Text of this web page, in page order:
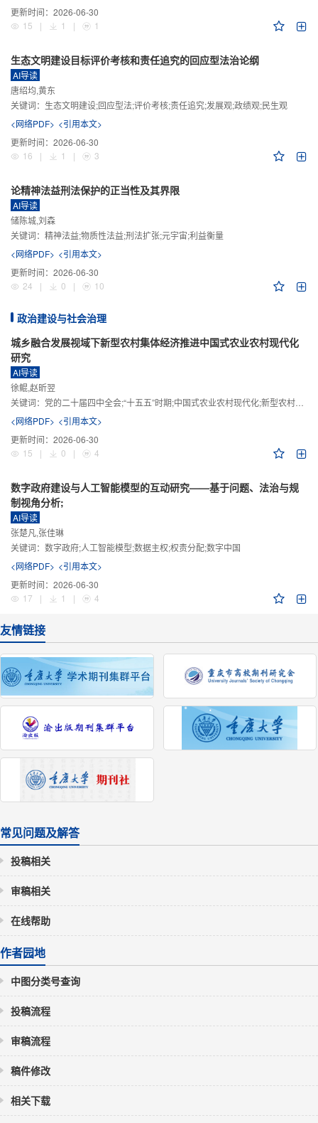
更新时间： 2026-06-30
15
| 1 | 1
生态文明建设目标评价考核和责任追究的回应型法治论纲
AI导读
唐绍均,黄东
关键词： 生态文明建设;回应型法;评价考核;责任追究;发展观;政绩观;民生观
<网络PDF> <引用本文>
更新时间： 2026-06-30
16
| 1 | 3
论精神法益刑法保护的正当性及其界限
AI导读
储陈城,刘森
关键词： 精神法益;物质性法益;刑法扩张;元宇宙;利益衡量
<网络PDF> <引用本文>
更新时间： 2026-06-30
24
| 0 | 10
政治建设与社会治理
城乡融合发展视域下新型农村集体经济推进中国式农业农村现代化
研究
AI导读
徐鲲,赵昕翌
关键词： 党的二十届四中全会;“十五五”时期;中国式农业农村现代化;新型农村集体经济;城乡融合发展;新质生产力
<网络PDF> <引用本文>
更新时间： 2026-06-30
15
| 0 | 4
数字政府建设与人工智能模型的互动研究——基于问题、法治与规
制视角分析;
AI导读
张楚凡,张佳琳
关键词： 数字政府;人工智能模型;数据主权;权责分配;数字中国
<网络PDF> <引用本文>
更新时间： 2026-06-30
17
| 1 | 4
友情链接
常见问题及解答
投稿相关
审稿相关
在线帮助
作者园地
中图分类号查询
投稿流程
审稿流程
稿件修改
相关下载